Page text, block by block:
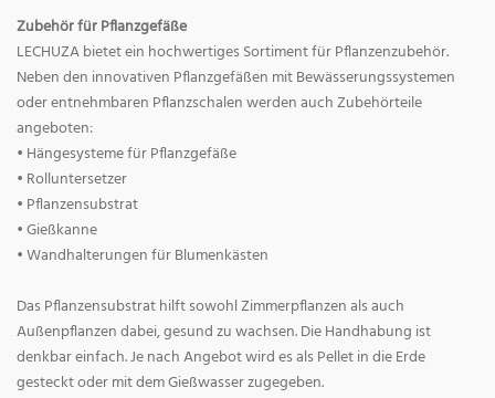
Zubehör für Pflanzgefäße
LECHUZA bietet ein hochwertiges Sortiment für Pflanzenzubehör.
Neben den innovativen Pflanzgefäßen mit Bewässerungssystemen
oder entnehmbaren Pflanzschalen werden auch Zubehörteile
angeboten:
• Hängesysteme für Pflanzgefäße
• Rolluntersetzer
• Pflanzensubstrat
• Gießkanne
• Wandhalterungen für Blumenkästen
Das Pflanzensubstrat hilft sowohl Zimmerpflanzen als auch
Außenpflanzen dabei, gesund zu wachsen. Die Handhabung ist
denkbar einfach. Je nach Angebot wird es als Pellet in die Erde
gesteckt oder mit dem Gießwasser zugegeben.